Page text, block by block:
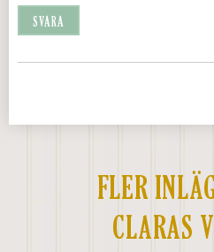
SVARA
FLER
CLARAS